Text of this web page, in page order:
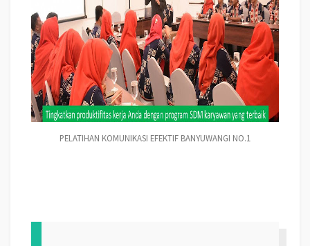
PELATIHAN KOMUNIKASI EFEKTIF BANYUWANGI NO.1